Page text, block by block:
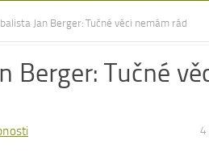
Jan Berger: Tučné věci nemám rád
Berger: Tučné
4